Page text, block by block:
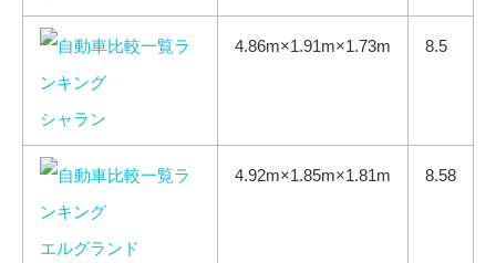
シャラン
4.86m×1.91m×1.73m 8.5
エルグランド
4.92m×1.85m×1.81m 8.58